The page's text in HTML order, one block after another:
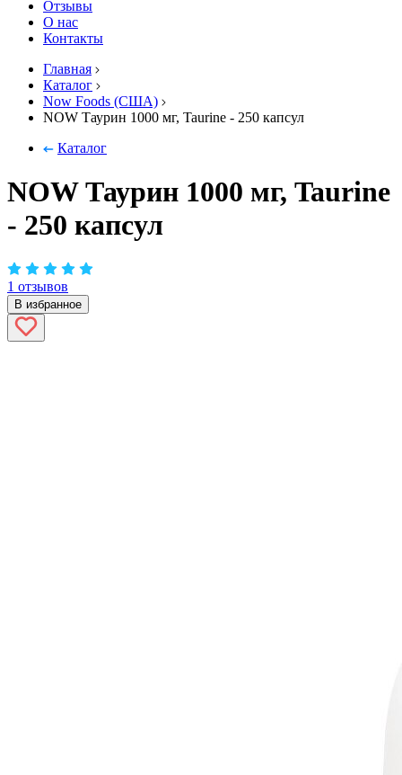
Отзывы
О нас
Контакты
Главная
Каталог
Now Foods (США)
NOW Таурин 1000 мг, Taurine - 250 капсул
Каталог
NOW Таурин 1000 мг, Taurine
- 250 капсул
1 отзывов
В избранное